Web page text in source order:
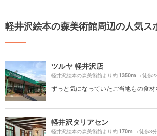
軽井沢絵本の森美術館周辺の人気ス
ツルヤ 軽井沢店
軽井沢絵本の森美術館より約1350m （徒歩
ずっと気になっていたご当地もの食材
軽井沢タリアセン
軽井沢絵本の森美術館より約170m （徒歩3分